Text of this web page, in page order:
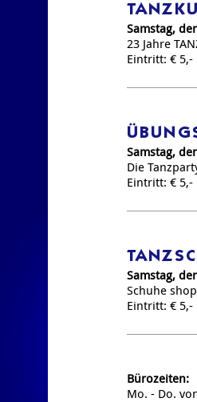
Samstag,
23 Jahre
Eintritt: € 5,-
Samstag,
Die
Eintritt: € 5,-
Samstag,
Schuhe
Eintritt: € 5,-
Bürozeiten:
Mo. - Do.